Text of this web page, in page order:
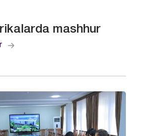
mashhur